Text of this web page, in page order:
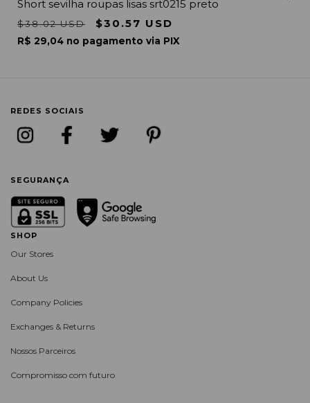
Short sevilha roupas lisas srt0215 preto
$38.02 USD $30.57 USD
R$ 29,04 no pagamento via PIX
REDES SOCIAIS
SEGURANÇA
SHOP
Our Stores
About Us
Company Policies
Exchanges & Returns
Nossos Parceiros
Compromisso com futuro